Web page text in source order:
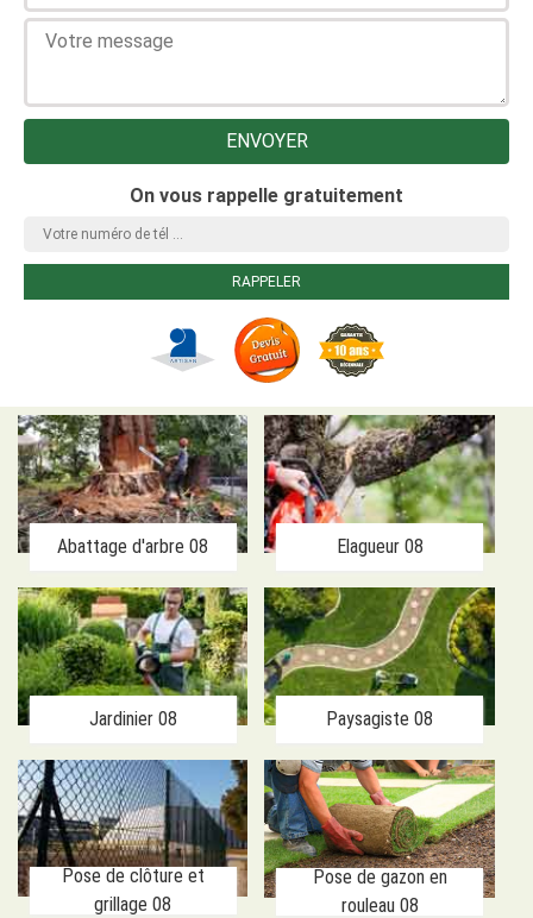
On vous rappelle gratuitement
Abattage d'arbre 08 Elagueur 08
Jardinier 08 Paysagiste 08
Pose de clôture et
grillage 08
Pose de gazon en
rouleau 08